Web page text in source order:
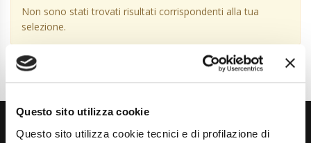
Questo sito utilizza cookie
Questo sito utilizza cookie tecnici e di profilazione di
Non sono stati trovati risultati corrispondenti alla tua
selezione.